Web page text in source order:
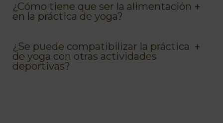
¿Cómo tiene que ser la alimentación
en la práctica de yoga?
¿Se puede compatibilizar la práctica
de yoga con otras actividades
deportivas?